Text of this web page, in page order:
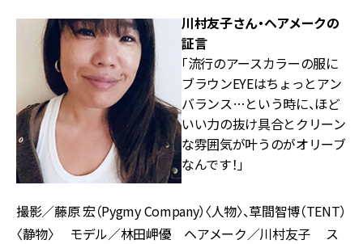
川村友子さん・ヘアメークの
証言
「流行のアースカラーの服に
ブラウンEYEはちょっとアン
バランス…という時に、ほど
いい力の抜け具合とクリーン
な雰囲気が叶うのがオリーブ
なんです！」
撮影／藤原 宏（Pygmy Company）〈人物〉、草間智博（TENT）
〈静物〉 モデル／林田岬優 ヘアメーク／川村友子 ス